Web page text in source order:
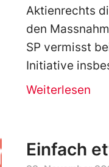
Aktienrechts
den
SP vermisst
Initiative
Weiterlesen
Einfach